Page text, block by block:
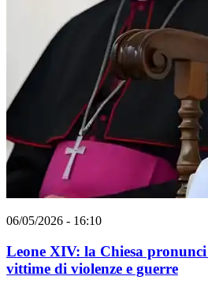
06/05/2026 - 16:10
Leone XIV: la Chiesa
vittime di violenze e guerre